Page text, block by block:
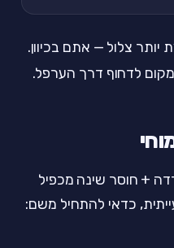
צלול — אתם בכיוון.
לדחוף דרך הערפל.
+ חוסר שינה מכפיל
כדאי להתחיל משם: